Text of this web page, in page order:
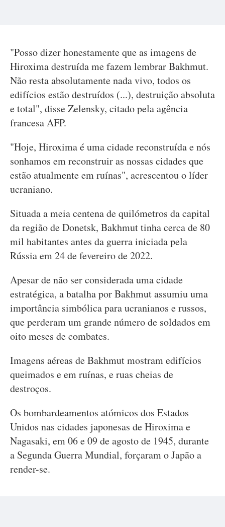
"Posso dizer honestamente que as imagens de
Hiroxima destruída me fazem lembrar Bakhmut.
Não resta absolutamente nada vivo, todos os
edifícios estão destruídos (...), destruição absoluta
e total", disse Zelensky, citado pela agência
francesa AFP.
"Hoje, Hiroxima é uma cidade reconstruída e nós
sonhamos em reconstruir as nossas cidades que
estão atualmente em ruínas", acrescentou o líder
ucraniano.
Situada a meia centena de quilómetros da capital
da região de Donetsk, Bakhmut tinha cerca de 80
mil habitantes antes da guerra iniciada pela
Rússia em 24 de fevereiro de 2022.
Apesar de não ser considerada uma cidade
estratégica, a batalha por Bakhmut assumiu uma
importância simbólica para ucranianos e russos,
que perderam um grande número de soldados em
oito meses de combates.
Imagens aéreas de Bakhmut mostram edifícios
queimados e em ruínas, e ruas cheias de
destroços.
Os bombardeamentos atómicos dos Estados
Unidos nas cidades japonesas de Hiroxima e
Nagasaki, em 06 e 09 de agosto de 1945, durante
a Segunda Guerra Mundial, forçaram o Japão a
render-se.